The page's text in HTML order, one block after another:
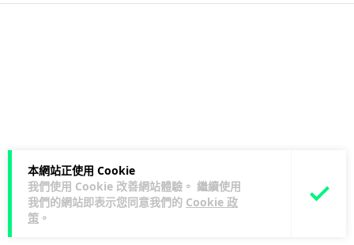
本網站正使用 Cookie
我們使用 Cookie 改善網站體驗。 繼續使用
我們的網站即表示您同意我們的 Cookie 政
策 。